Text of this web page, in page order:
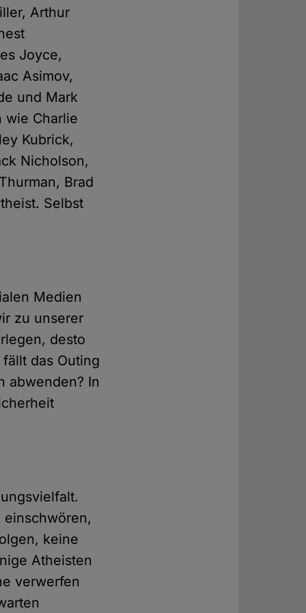
Arthur
Joyce,
Asimov,
und Mark
wie Charlie
Kubrick,
Nicholson,
Brad
Selbst
Medien
zu unserer
desto
das Outing
abwenden? In
keine
Atheisten
verwerfen